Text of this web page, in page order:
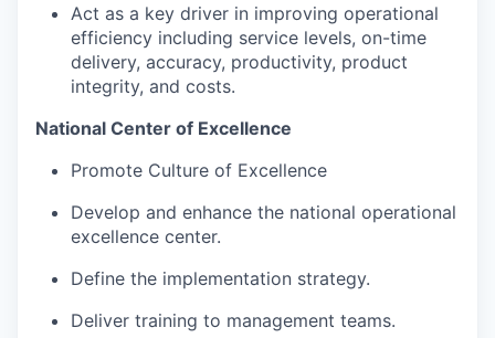
Act as a key driver in improving operational
efficiency including service levels, on-time
delivery, accuracy, productivity, product
integrity, and costs.
National Center of Excellence
Promote Culture of Excellence
Develop and enhance the national operational
excellence center.
Define the implementation strategy.
Deliver training to management teams.